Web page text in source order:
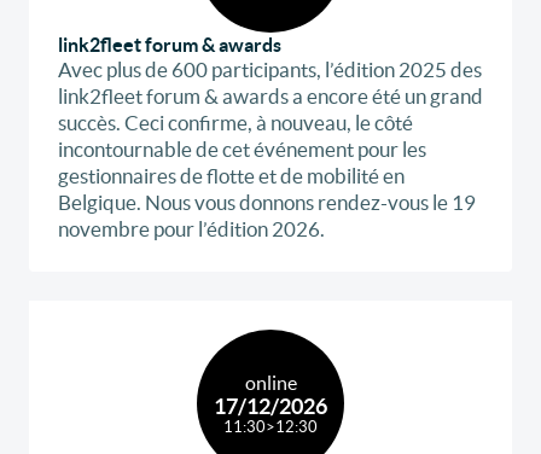
link2fleet forum & awards
Avec plus de 600 participants, l’édition 2025 des
link2fleet forum & awards a encore été un grand
succès. Ceci confirme, à nouveau, le côté
incontournable de cet événement pour les
gestionnaires de flotte et de mobilité en
Belgique. Nous vous donnons rendez-vous le 19
novembre pour l’édition 2026.
online
17/12/2026
11:30>12:30